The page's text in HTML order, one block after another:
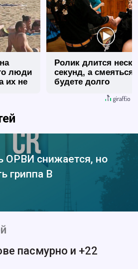
люди
их не
Ролик длится
секунд, а смеяться
будете долго
ОРВИ снижается, но
гриппа В
пасмурно и +22